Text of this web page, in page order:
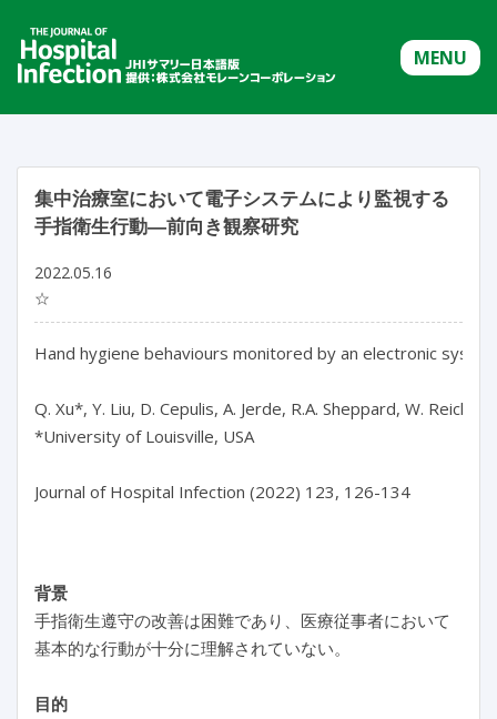
MENU
集中治療室において電子システムにより監視する
手指衛生行動―前向き観察研究
2022.05.16
☆
Hand hygiene behaviours monitored by an electronic
Q. Xu*, Y. Liu, D. Cepulis, A. Jerde, R.A. Sheppard, W.
*University of Louisville, USA
Journal of Hospital Infection (2022) 123, 126-134
背景
手指衛生遵守の改善は困難であり、医療従事者において
基本的な行動が十分に理解されていない。
目的